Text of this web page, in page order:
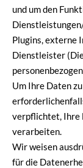
und um den
Plugins, externe
Dienstleister
Um Ihre Daten
verpflichtet, Ihre
verarbeiten.
Wir weisen
für die